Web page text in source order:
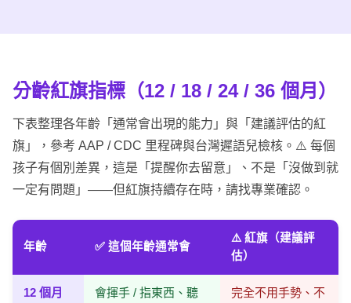
分齡紅旗指標 （12 / 18 / 24 / 36 個月）
下表整理各年齡「通常會出現的能力」與「建議評估的紅
旗」，參考 AAP / CDC 里程碑與台灣遲語兒檢核。⚠️ 每個
孩子有個別差異，這是「提醒你去留意」、不是「沒做到就
一定有問題」——但紅旗持續存在時，請找專業確認。
年齡 ✅ 這個年齡通常會
⚠️ 紅旗（建議評
估）
12 個月
會揮手 / 指東西、聽
完全不用手勢、不